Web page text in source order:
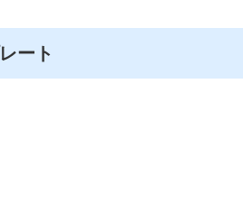
ート